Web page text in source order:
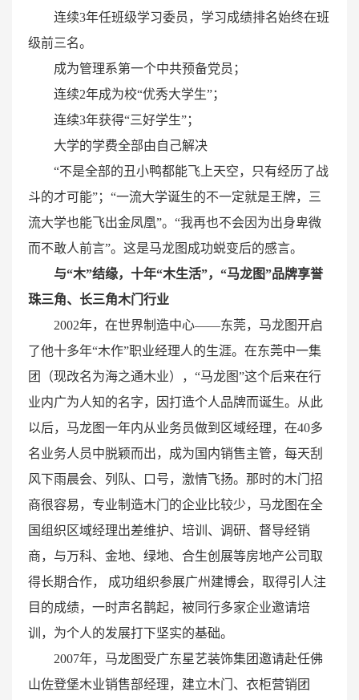
连续3年任班级学习委员，学习成绩排名始终在班
级前三名。
成为管理系第一个中共预备党员；
连续2年成为校“优秀大学生”；
连续3年获得“三好学生”；
大学的学费全部由自己解决
“不是全部的丑小鸭都能飞上天空，只有经历了战
斗的才可能”；“一流大学诞生的不一定就是王牌，三
流大学也能飞出金凤凰”。“我再也不会因为出身卑微
而不敢人前言”。这是马龙图成功蜕变后的感言。
与“木”结缘，十年“木生活”，“马龙图”品牌享誉
珠三角、长三角木门行业
2002年，在世界制造中心——东莞，马龙图开启
了他十多年“木作”职业经理人的生涯。在东莞中一集
团（现改名为海之通木业），“马龙图”这个后来在行
业内广为人知的名字，因打造个人品牌而诞生。从此
以后，马龙图一年内从业务员做到区域经理，在40多
名业务人员中脱颖而出，成为国内销售主管，每天刮
风下雨晨会、列队、口号，激情飞扬。那时的木门招
商很容易，专业制造木门的企业比较少，马龙图在全
国组织区域经理出差维护、培训、调研、督导经销
商，与万科、金地、绿地、合生创展等房地产公司取
得长期合作， 成功组织参展广州建博会，取得引人注
目的成绩，一时声名鹊起，被同行多家企业邀请培
训，为个人的发展打下坚实的基础。
2007年，马龙图受广东星艺装饰集团邀请赴任佛
山佐登堡木业销售部经理，建立木门、衣柜营销团